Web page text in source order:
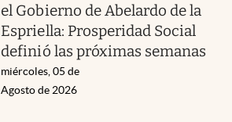
el Gobierno de Abelardo de la
Espriella: Prosperidad Social
definió las próximas semanas
miércoles, 05 de
Agosto de 2026